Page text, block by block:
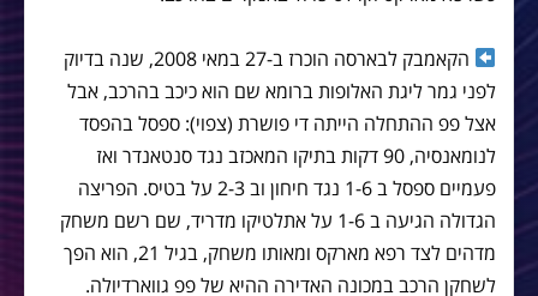
הקאמבק לבארסה הוכרז ב-27 במאי 2008, שנה בדיוק
לפני גמר ליגת האלופות ברומא שם הוא כיכב בהרכב, אבל
אצל פפ ההתחלה הייתה די פושרת (צפוי): ספסל בהפסד
לנומאנסיה, 90 דקות בתיקו המאכזב נגד סנטאנדר ואז
פעמיים ספסל ב 1-6 נגד חיחון וב 2-3 על בטיס. הפריצה
הגדולה הגיעה ב 1-6 על אתלטיקו מדריד, שם רשם משחק
מדהים לצד רפא מארקס ומאותו משחק, בגיל 21, הוא הפך
לשחקן הרכב במכונה האדירה ההיא של פפ גווארדיולה.